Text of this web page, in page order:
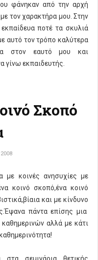
φάνηκαν από την αρχή
τον χαρακτήρα μου. Στην
ποτέ τα σκυλιά
αυτό τον τρόπο καλύτερα
στον εαυτό μου και
γίνω εκπαιδευτής.
Σκοπό
κοινές ανησυχίες με
κοινό σκοπό,ένα κοινό
και με κίνδυνο
πάντα επίσης μια
αλλά με κάτι